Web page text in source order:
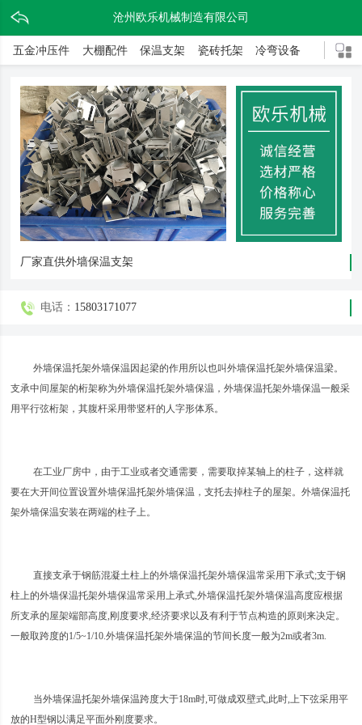
沧州欧乐机械制造有限公司
五金冲压件 大棚配件 保温支架 瓷砖托架 冷弯设备
厂家直供外墙保温支架
电话： 15803171077
外墙保温托架外墙保温因起梁的作用所以也叫外墙保温托架外墙保温梁。
支承中间屋架的桁架称为外墙保温托架外墙保温，外墙保温托架外墙保温一般采
用平行弦桁架，其腹杆采用带竖杆的人字形体系。
在工业厂房中，由于工业或者交通需要，需要取掉某轴上的柱子，这样就
要在大开间位置设置外墙保温托架外墙保温，支托去掉柱子的屋架。外墙保温托
架外墙保温安装在两端的柱子上。
直接支承于钢筋混凝土柱上的外墙保温托架外墙保温常采用下承式;支于钢
柱上的外墙保温托架外墙保温常采用上承式,外墙保温托架外墙保温高度应根据
所支承的屋架端部高度,刚度要求,经济要求以及有利于节点构造的原则来决定。
一般取跨度的1/5~1/10.外墙保温托架外墙保温的节间长度一般为2m或者3m.
当外墙保温托架外墙保温跨度大于18m时,可做成双壁式,此时,上下弦采用平
放的H型钢以满足平面外刚度要求。